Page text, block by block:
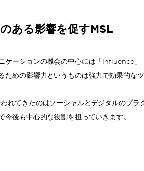
ある影響を促すMSL
ケーションの機会の中心には「Influence 」
ための影響力というものは強力で効果的な
れてきたのはソーシャルとデジタルのプラ
今後も中心的な役割を担っていきます。